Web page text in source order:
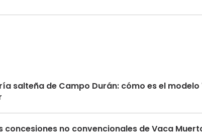
salteña de Campo Durán: cómo es el modelo
concesiones no convencionales de Vaca